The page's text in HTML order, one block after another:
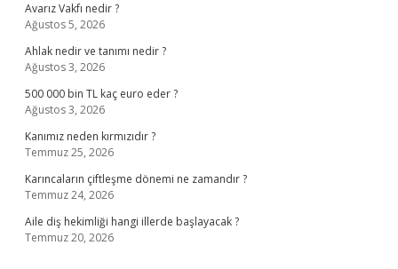
Avarız Vakfı nedir ?
Ağustos 5, 2026
Ahlak nedir ve tanımı nedir ?
Ağustos 3, 2026
500 000 bin TL kaç euro eder ?
Ağustos 3, 2026
Kanımız neden kırmızıdır ?
Temmuz 25, 2026
Karıncaların çiftleşme dönemi ne zamandır ?
Temmuz 24, 2026
Aile diş hekimliği hangi illerde başlayacak ?
Temmuz 20, 2026